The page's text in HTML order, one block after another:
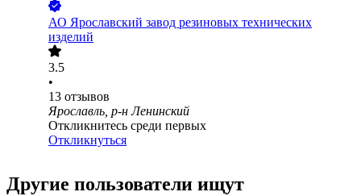
АО Ярославский завод резиновых технических
изделий
3.5
•
13 отзывов
Ярославль, р-н Ленинский
Откликнитесь среди первых
Откликнуться
Другие пользователи ищут